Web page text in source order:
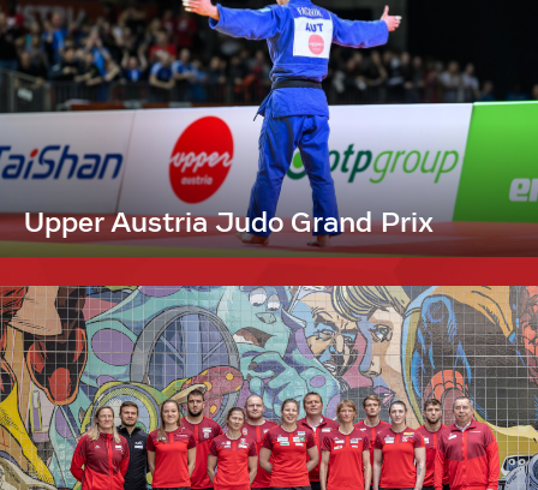
Upper Austria Judo Grand Prix